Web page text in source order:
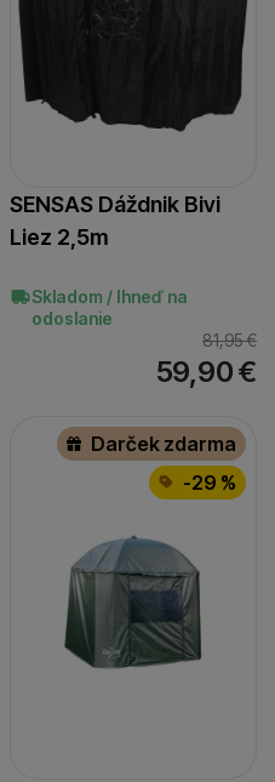
SENSAS Dáždnik Bivi
Liez 2,5m
Skladom / Ihneď na
odoslanie
81,95€
59,90€
Darček zdarma
-29 %